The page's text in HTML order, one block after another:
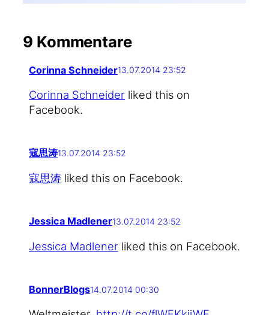
9 Kommentare
Corinna Schneider13.07.2014 23:52
Corin­na Schnei­der lik­ed this on
Facebook.
寇思涛13.07.2014 23:52
寇思涛 lik­ed this on Facebook.
Jessica Madlener13.07.2014 23:52
Jes­si­ca Mad­le­ner lik­ed this on Facebook.
BonnerBlogs14.07.2014 00:30